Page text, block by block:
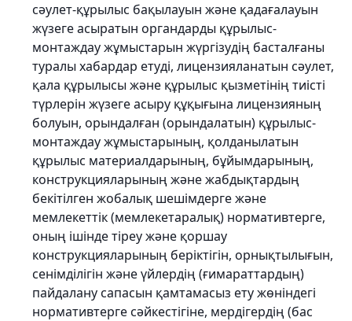
сәулет-құрылыс бақылауын және қадағалауын
жүзеге асыратын органдарды құрылыс-
монтаждау жұмыстарын жүргізудің басталғаны
туралы хабардар етуді, лицензияланатын сәулет,
қала құрылысы және құрылыс қызметiнiң тиiстi
түрлерiн жүзеге асыру құқығына лицензияның
болуын, орындалған (орындалатын) құрылыс-
монтаждау жұмыстарының, қолданылатын
құрылыс материалдарының, бұйымдарының,
конструкцияларының және жабдықтардың
бекiтiлген жобалық шешiмдерге және
мемлекеттiк (мемлекетаралық) нормативтерге,
оның iшiнде тiреу және қоршау
конструкцияларының берiктiгін, орнықтылығын,
сенiмдiлiгiн және үйлердің (ғимараттардың)
пайдалану сапасын қамтамасыз ету жөнiндегi
нормативтерге сәйкестiгiне, мердiгердiң (бас